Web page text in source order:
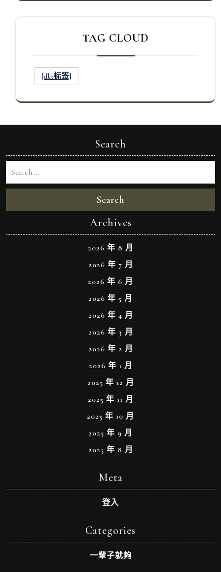
TAG CLOUD
[db:标签]
Search
Search
Archives
2026 年 8 月
2026 年 7 月
2026 年 6 月
2026 年 5 月
2026 年 4 月
2026 年 3 月
2026 年 2 月
2026 年 1 月
2025 年 12 月
2025 年 11 月
2025 年 10 月
2025 年 9 月
2025 年 8 月
Meta
登入
Categories
一輩子就夠